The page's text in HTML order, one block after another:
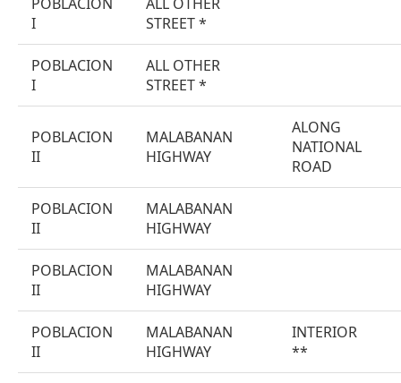
I
STREET *
POBLACION
I
ALL OTHER
STREET *
POBLACION
II
MALABANAN
HIGHWAY
ALONG
NATIONAL
ROAD
POBLACION
II
MALABANAN
HIGHWAY
POBLACION
II
MALABANAN
HIGHWAY
POBLACION
II
MALABANAN
HIGHWAY
INTERIOR
**